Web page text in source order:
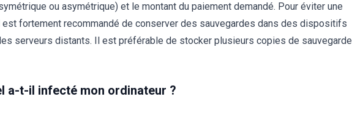
ou asymétrique) et le montant du paiement demandé. Pour éviter une
fortement recommandé de conserver des sauvegardes dans des dispositifs
serveurs distants. Il est préférable de stocker plusieurs copies de sauvegarde
a-t-il infecté mon ordinateur ?